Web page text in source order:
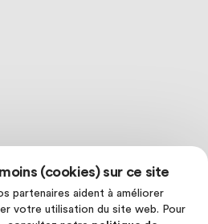
(cookies) sur ce site
partenaires aident à améliorer
votre utilisation du site web. Pour